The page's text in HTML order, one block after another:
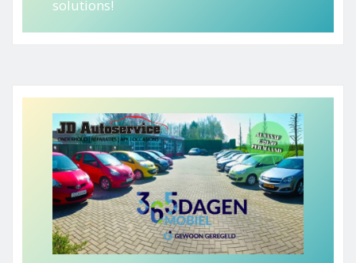
solutions!